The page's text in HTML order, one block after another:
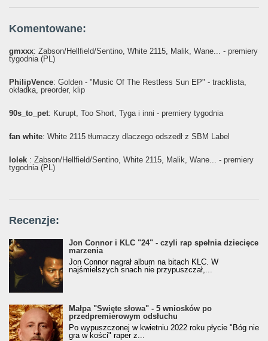
Komentowane:
gmxxx: Żabson/Hellfield/Sentino, White 2115, Malik, Wane... - premiery
tygodnia (PL)
PhilipVence: Golden - "Music Of The Restless Sun EP" - tracklista,
okładka, preorder, klip
90s_to_pet: Kurupt, Too Short, Tyga i inni - premiery tygodnia
fan white: White 2115 tłumaczy dlaczego odszedł z SBM Label
lolek : Żabson/Hellfield/Sentino, White 2115, Malik, Wane... - premiery
tygodnia (PL)
Recenzje:
Jon Connor i KLC "24" - czyli rap spełnia dziecięce
marzenia
Jon Connor nagrał album na bitach KLC. W
najśmielszych snach nie przypuszczał,...
Małpa "Święte słowa" - 5 wniosków po
przedpremierowym odsłuchu
Po wypuszczonej w kwietniu 2022 roku płycie "Bóg nie
gra w kości" raper z...